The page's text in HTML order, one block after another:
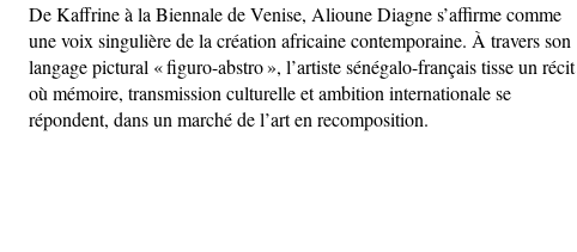
De Kaffrine à la Biennale de Venise, Alioune Diagne s’affirme comme
une voix singulière de la création africaine contemporaine. À travers son
langage pictural « figuro-abstro », l’artiste sénégalo-français tisse un récit
où mémoire, transmission culturelle et ambition internationale se
répondent, dans un marché de l’art en recomposition.